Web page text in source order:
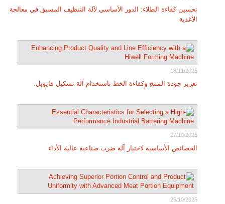
تحسين كفاءة الطلاء: الدور الأساسي لآلة التنظيف المسبق في معالجة
الأغذية
18/11/2025
تعزيز جودة المنتج وكفاءة الخط باستخدام آلة تشكيل هايويل.
27/10/2025
الخصائص الأساسية لاختيار آلة ضرب صناعية عالية الأداء
25/10/2025